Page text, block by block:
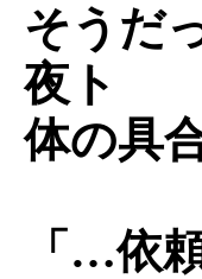
そうだ
夜ト
体の具
「…依